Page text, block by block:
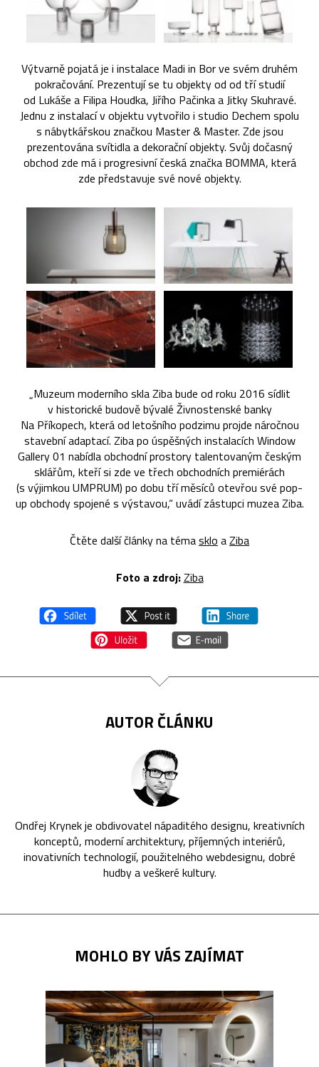
Výtvarně pojatá je i instalace Madi in Bor ve svém druhém
pokračování. Prezentují se tu objekty od od tří studií
od Lukáše a Filipa Houdka, Jiřího Pačinka a Jitky Skuhravé.
Jednu z instalací v objektu vytvořilo i studio Dechem spolu
s nábytkářskou značkou Master & Master. Zde jsou
prezentována svítidla a dekorační objekty. Svůj dočasný
obchod zde má i progresivní česká značka BOMMA, která
zde představuje své nové objekty.
„Muzeum moderního skla Ziba bude od roku 2016 sídlit
v historické budově bývalé Živnostenské banky
Na Příkopech, která od letošního podzimu projde náročnou
stavební adaptací. Ziba po úspěšných instalacích Window
Gallery 01 nabídla obchodní prostory talentovaným českým
sklářům, kteří si zde ve třech obchodních premiérách
(s výjimkou UMPRUM) po dobu tří měsíců otevřou své pop-
up obchody spojené s výstavou,“ uvádí zástupci muzea Ziba.
Čtěte další články na témasklo aZiba
Foto a zdroj:Ziba
AUTOR ČLÁNKU
Ondřej Krynek je obdivovatel nápaditého designu, kreativních
konceptů, moderní architektury, příjemných interiérů,
inovativních technologií, použitelného webdesignu, dobré
hudby a veškeré kultury.
MOHLO BY VÁS ZAJÍMAT